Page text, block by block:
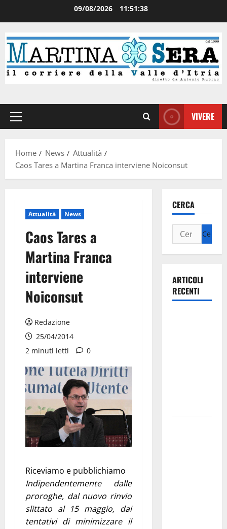
09/08/2026 11:51:38
VIVERE
Home News
Attualità
Caos Tares a Martina Franca interviene Noiconsut
Attualità News
Caos Tares a
Martina Franca
interviene
Noiconsut
Redazione
25/04/2014
2 minuti letti
0
Riceviamo e pubblichiamo
Indipendentemente dalle
proroghe, dal nuovo rinvio
slittato al 15 maggio, dai
tentativi di minimizzare il
CERCA
ARTICOLI
RECENTI